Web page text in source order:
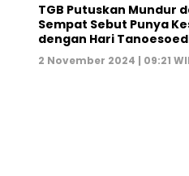
TGB Putuskan Mundur
Sempat Sebut Punya
dengan Hari
2 November 2024 | 09:21